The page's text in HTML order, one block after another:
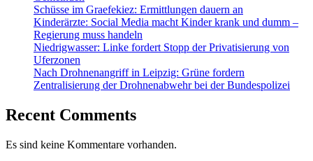
Schüsse im Graefekiez: Ermittlungen dauern an
Kinderärzte: Social Media macht Kinder krank und dumm –
Regierung muss handeln
Niedrigwasser: Linke fordert Stopp der Privatisierung von
Uferzonen
Nach Drohnenangriff in Leipzig: Grüne fordern
Zentralisierung der Drohnenabwehr bei der Bundespolizei
Recent Comments
Es sind keine Kommentare vorhanden.